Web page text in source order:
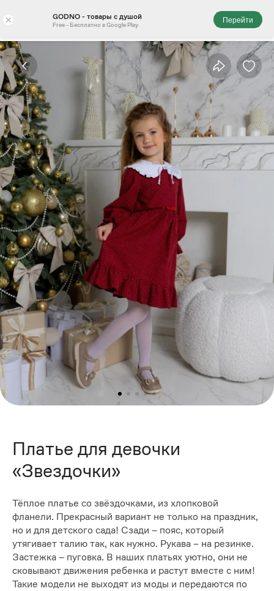
× GODNO - товары с душой
Free - Бесплатно в Google Play
Перейти
Платье для девочки
«Звездочки»
Тёплое платье со звёздочками, из хлопковой
фланели. Прекрасный вариант не только на праздник,
но и для детского сада! Сзади – пояс, который
утягивает талию так, как нужно. Рукава – на резинке.
Застежка – пуговка. В наших платьях уютно, они не
сковывают движения ребенка и растут вместе с ним!
Такие модели не выходят из моды и передаются по